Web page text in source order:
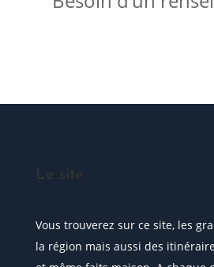
Le site
Vous trouverez sur ce site, les
la région mais aussi des